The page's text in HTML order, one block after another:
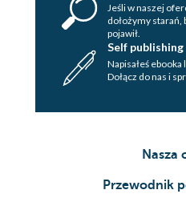
Jeśli w naszej
dołożymy starań,
pojawił.
Self publishing
Napisałeś ebooka
Dołącz do nas i
Nasza
Przewodnik